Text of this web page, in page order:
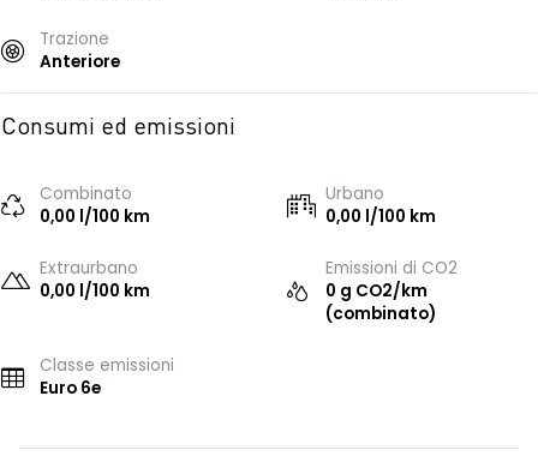
Trazione
Anteriore
Consumi ed emissioni
Combinato
0,00 l/100 km
Urbano
0,00 l/100 km
Extraurbano
0,00 l/100 km
Emissioni di CO2
0 g CO2/km
(combinato)
Classe emissioni
Euro 6e